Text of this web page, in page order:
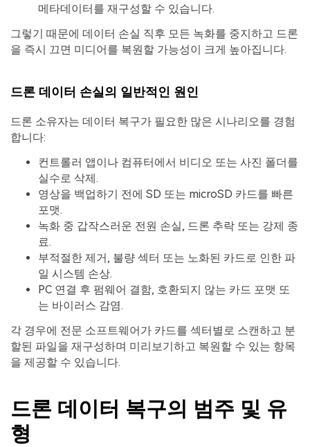
메타데이터를 재구성할 수 있습니다.
그렇기 때문에 데이터 손실 직후 모든 녹화를 중지하고 드론
을 즉시 끄면 미디어를 복원할 가능성이 크게 높아집니다.
드론 데이터 손실의 일반적인 원인
드론 소유자는 데이터 복구가 필요한 많은 시나리오를 경험
합니다:
컨트롤러 앱이나 컴퓨터에서 비디오 또는 사진 폴더를
실수로 삭제.
영상을 백업하기 전에 SD 또는 microSD 카드를 빠른
포맷.
녹화 중 갑작스러운 전원 손실, 드론 추락 또는 강제 종
료.
부적절한 제거, 불량 섹터 또는 노화된 카드로 인한 파
일 시스템 손상.
PC 연결 후 펌웨어 결함, 호환되지 않는 카드 포맷 또
는 바이러스 감염.
각 경우에 전문 소프트웨어가 카드를 섹터별로 스캔하고 분
할된 파일을 재구성하며 미리보기하고 복원할 수 있는 항목
을 제공할 수 있습니다.
드론 데이터 복구의 범주 및 유
형